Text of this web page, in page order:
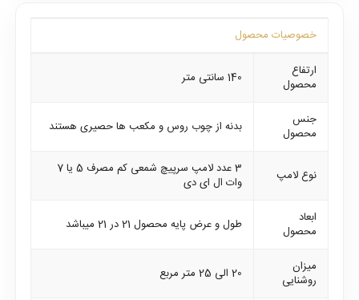
خصوصیات محصول
ارتفاع
محصول
140 سانتی متر
جنس
محصول
بدنه از چوب روس و مکعب ها حصیری هستند
نوع لامپ
3 عدد لامپ سرپیچ شمعی کم مصرف 5 یا 7
وات ال ای دی
ابعاد
محصول
طول و عرض پایه محصول 21 در 21 میباشد
میزان
روشنایی
20 الی 25 متر مربع